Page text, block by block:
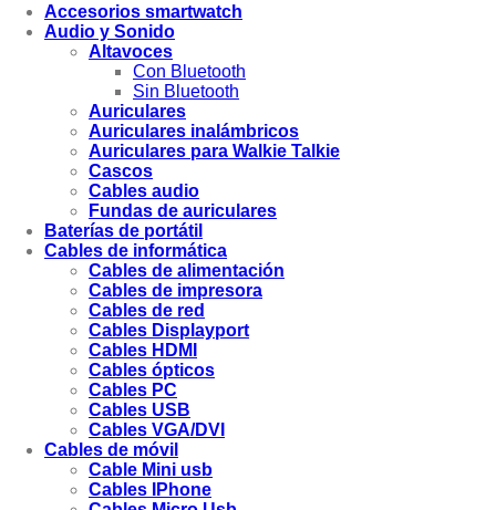
Accesorios smartwatch
Audio y Sonido
Altavoces
Con Bluetooth
Sin Bluetooth
Auriculares
Auriculares inalámbricos
Auriculares para Walkie Talkie
Cascos
Cables audio
Fundas de auriculares
Baterías de portátil
Cables de informática
Cables de alimentación
Cables de impresora
Cables de red
Cables Displayport
Cables HDMI
Cables ópticos
Cables PC
Cables USB
Cables VGA/DVI
Cables de móvil
Cable Mini usb
Cables IPhone